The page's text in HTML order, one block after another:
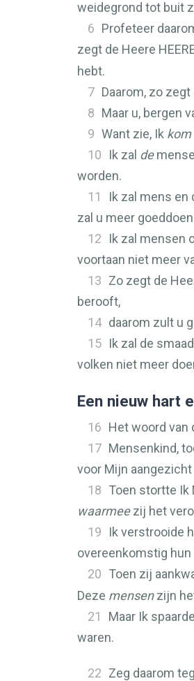
weidegrond tot buit
6 Profeteer
zegt de Heere
hebt.
7 Daarom, zo
8 Maar u, bergen
9 Want zie, Ik kom
10
Ik zal de
worden.
11
Ik zal mens en
zal u meer
12
Ik zal mensen
voortaan niet meer
13 Zo zegt de
berooft,
14 daarom zult u
15 Ik zal de
volken niet meer
Een nieuw hart
16 Het woord van
17 Mensenkind,
voor Mijn
18 Toen stortte Ik
waarmeezij het
19
Ik verstrooide
overeenkomstig hun
20 Toen zij
Deze mensenzijn
21
Maar Ik spaarde
waren.
22 Zeg daarom